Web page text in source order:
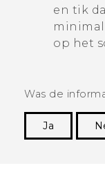
en tik
op het
Was de
Ja